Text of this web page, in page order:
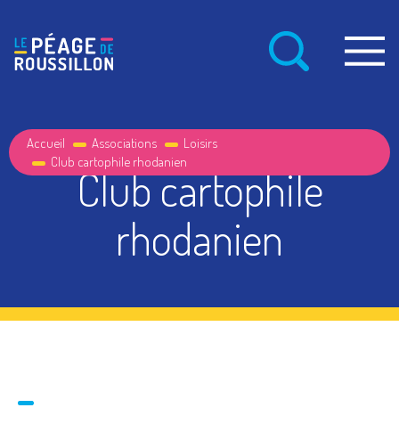
Accueil Associations
Loisirs
Club cartophile rhodanien
Club cartophile
rhodanien